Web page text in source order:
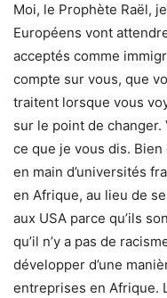
Moi, le Prophète Raël,
Européens vont
acceptés comme
compte sur vous, que
traitent lorsque vous
sur le point de
ce que je vous dis.
en main d’universités
en Afrique, au lieu de
aux USA parce qu’ils
qu’il n’y a pas de
développer d’une
entreprises en Afrique.